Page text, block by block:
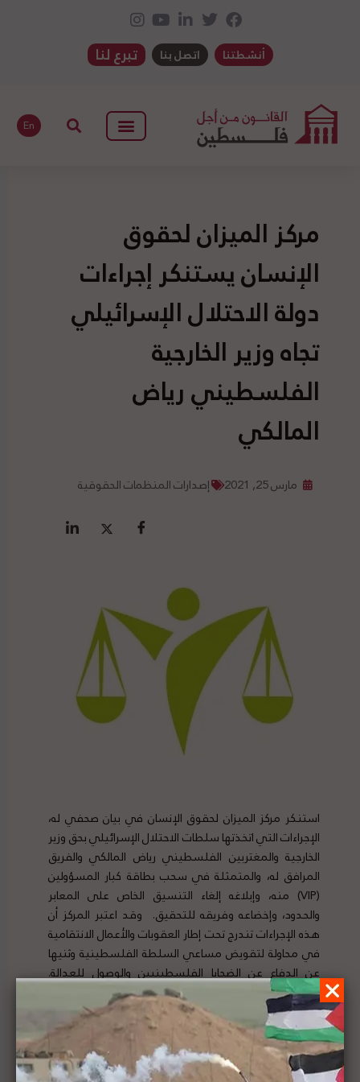
أنشطتنا اتصل بنا تبرع لنا
En
مركز الميزان لحقوق
الإنسان يستنكر إجراءات
دولة الاحتلال الإسرائيلي
تجاه وزير الخارجية
الفلسطيني رياض
المالكي
مارس 25, 2021 إصدارات المنظمات الحقوقية
استنكر مركز الميزان لحقوق الإنسان في بيان صحفي له،
الإجراءات التي اتخذتها سلطات الاحتلال الإسرائيلي بحق وزير
الخارجية والمغتربين الفلسطيني رياض المالكي والفريق
المرافق له، والمتمثلة في سحب بطاقة كبار المسؤولين
(VIP) منه، وإبلاغه إلغاء التنسيق الخاص على المعابر
والحدود، وإخضاعه وفريقه للتحقيق. وقد اعتبر المركز أن
هذه الإجراءات تندرج تحت إطار العقوبات والأعمال الانتقامية
في محاولة لتقويض مساعي السلطة الفلسطينية وثنيها
عن الدفاع عن الضحايا الفلسطينيين والوصول للعدالة.
وطالب ختاماً المجتمع الدولي بتوفير الحماية لهم. لتفاصيل
الخبر ومصدره الأصلي،
هنا